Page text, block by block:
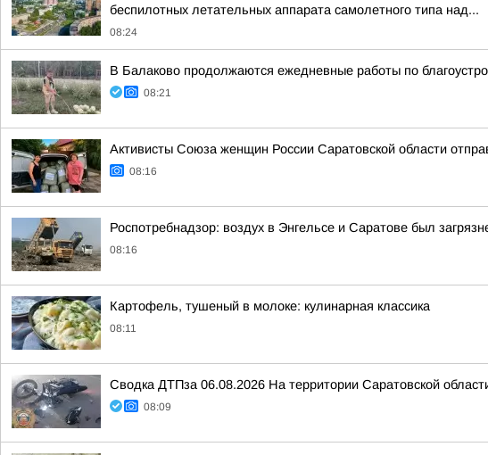
беспилотных летательных аппарата самолетного типа над...
08:24
В Балаково продолжаются ежедневные работы по
08:21
Активисты Союза женщин России Саратовской области
08:16
Роспотребнадзор: воздух в Энгельсе и Саратове был
08:16
Картофель, тушеный в молоке: кулинарная классика
08:11
Сводка ДТПза 06.08.2026 На территории Саратовской
08:09